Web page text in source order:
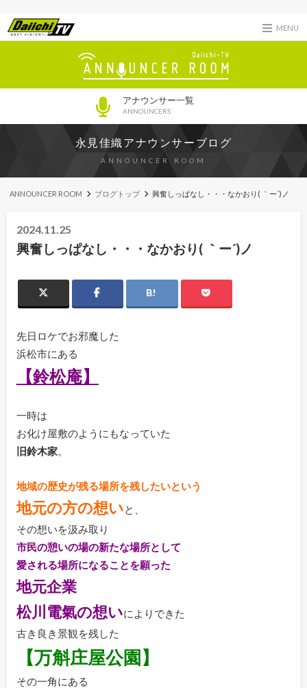
MENU
アナウンサー一覧
ANNOUNCERS
永見佳織アナウンサーブログ
ANNOUNCER ROOM
ANNOUNCER ROOM ブログトップ 興奮しっぱなし・・・なかおり( ｀ー´)ノ
2024.11.25
興奮しっぱなし・・・なかおり( ｀ー´)ノ
先日ロケでお邪魔した
浜松市にある
【鈴松庵】
一時は
お化け屋敷のようにもなっていた
旧鈴木家。
地域の歴史が残る場所を残したいという
地元の方の想いと、
その想いを汲み取り
市民の憩いの場の新たな場所として
愛される場所になることを願った
地元企業
松川電氣の想いによりできた
古き良き景観を残した
【万斛庄屋公園】
その一角にある